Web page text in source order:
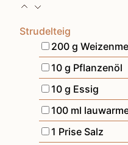
Strudelteig
▢
200 g
▢
10 g Pflanzenöl
▢
10 g Essig
▢
100 ml
▢
1 Prise Salz